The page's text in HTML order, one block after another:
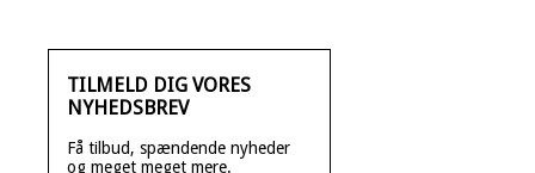
TILMELD DIG VORES
NYHEDSBREV
Få tilbud, spændende nyheder
og meget meget mere.